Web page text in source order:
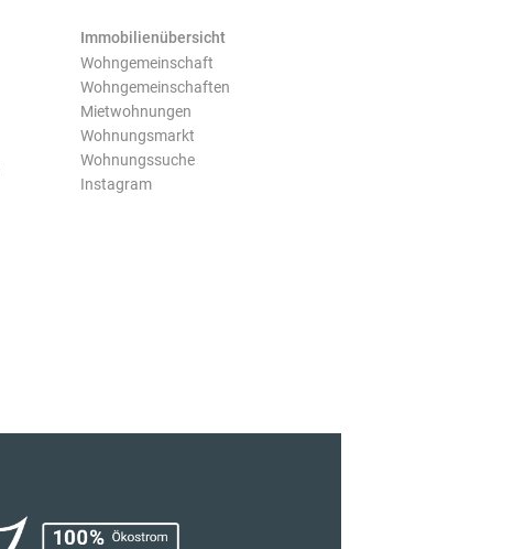
Immobilienübersicht
Wohngemeinschaft
Wohngemeinschaften
Mietwohnungen
Wohnungsmarkt
Wohnungssuche
Instagram